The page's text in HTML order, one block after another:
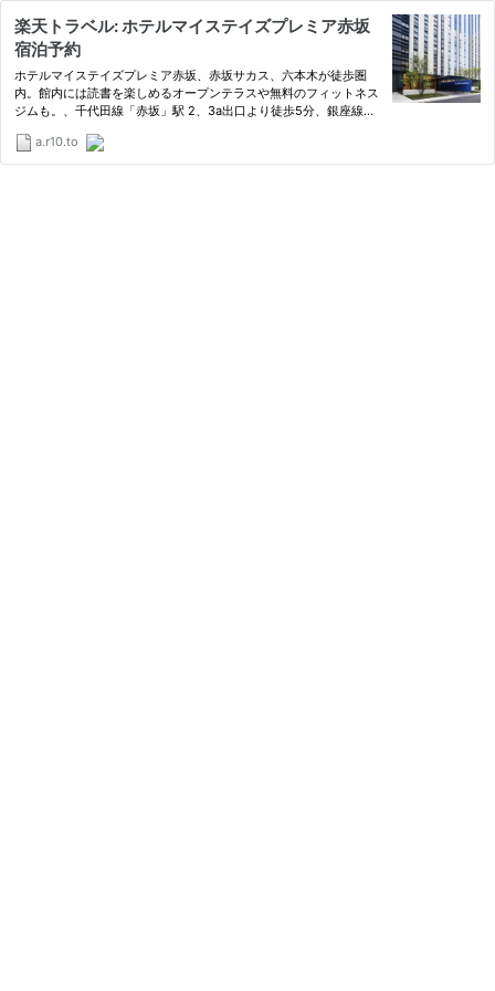
楽天トラベル: ホテルマイステイズプレミア赤坂
宿泊予約
ホテルマイステイズプレミア赤坂、赤坂サカス、六本木が徒歩圏
内。館内には読書を楽しめるオープンテラスや無料のフィットネス
ジムも。、千代田線「赤坂」駅 2、3a出口より徒歩5分、銀座線・
泊 3,050円（税込） 平置き10台 車両制限：一部全高2.2m ※事前電
話…
a.r10.to